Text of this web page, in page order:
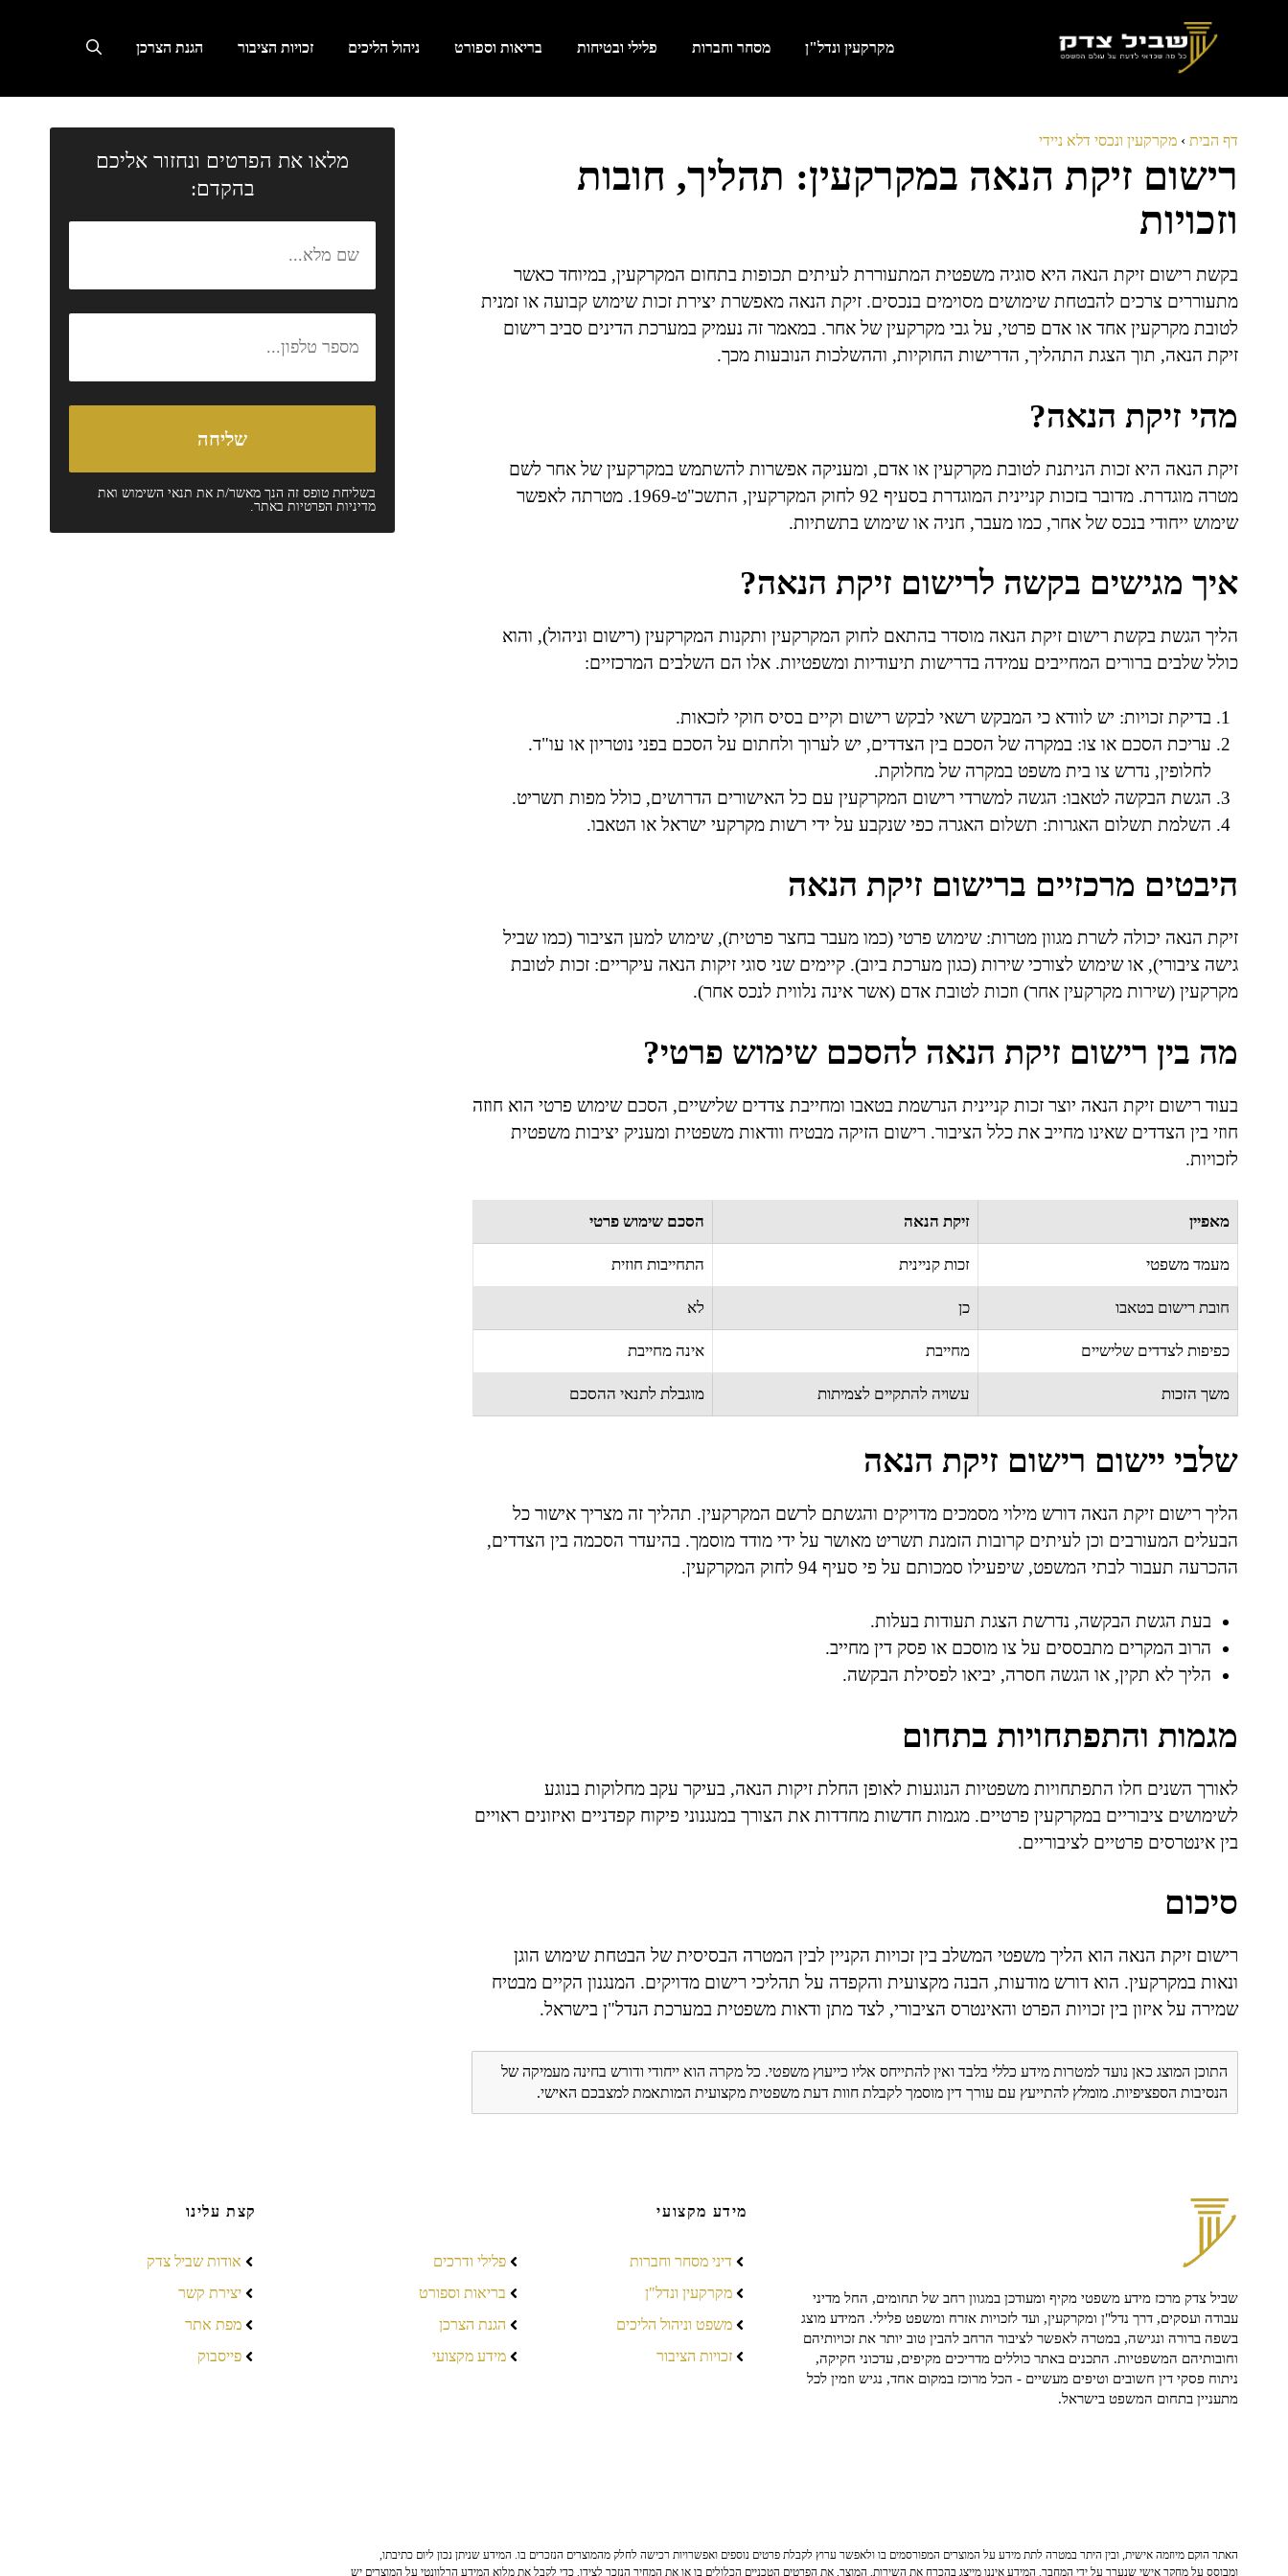
מקרקעין ונדל"ן מסחר וחברות פלילי ובטיחות בריאות וספורט ניהול הליכים זכויות הציבור הגנת הצרכן
דף הבית › מקרקעין ונכסי דלא ניידי
רישום זיקת הנאה במקרקעין: תהליך, חובות
וזכויות
בקשת רישום זיקת הנאה היא סוגיה משפטית המתעוררת לעיתים תכופות בתחום המקרקעין, במיוחד כאשר
מתעוררים צרכים להבטחת שימושים מסוימים בנכסים. זיקת הנאה מאפשרת יצירת זכות שימוש קבועה או זמנית
לטובת מקרקעין אחד או אדם פרטי, על גבי מקרקעין של אחר. במאמר זה נעמיק במערכת הדינים סביב רישום
זיקת הנאה, תוך הצגת התהליך, הדרישות החוקיות, וההשלכות הנובעות מכך.
מהי זיקת הנאה?
זיקת הנאה היא זכות הניתנת לטובת מקרקעין או אדם, ומעניקה אפשרות להשתמש במקרקעין של אחר לשם
מטרה מוגדרת. מדובר בזכות קניינית המוגדרת בסעיף 92 לחוק המקרקעין, התשכ"ט-1969. מטרתה לאפשר
שימוש ייחודי בנכס של אחר, כמו מעבר, חניה או שימוש בתשתיות.
איך מגישים בקשה לרישום זיקת הנאה?
הליך הגשת בקשת רישום זיקת הנאה מוסדר בהתאם לחוק המקרקעין ותקנות המקרקעין (רישום וניהול), והוא
כולל שלבים ברורים המחייבים עמידה בדרישות תיעודיות ומשפטיות. אלו הם השלבים המרכזיים:
בדיקת זכויות: יש לוודא כי המבקש רשאי לבקש רישום וקיים בסיס חוקי לזכאות.
עריכת הסכם או צו: במקרה של הסכם בין הצדדים, יש לערוך ולחתום על הסכם בפני נוטריון או עו"ד.
לחלופין, נדרש צו בית משפט במקרה של מחלוקת.
הגשת הבקשה לטאבו: הגשה למשרדי רישום המקרקעין עם כל האישורים הדרושים, כולל מפות תשריט.
השלמת תשלום האגרות: תשלום האגרה כפי שנקבע על ידי רשות מקרקעי ישראל או הטאבו.
היבטים מרכזיים ברישום זיקת הנאה
זיקת הנאה יכולה לשרת מגוון מטרות: שימוש פרטי (כמו מעבר בחצר פרטית), שימוש למען הציבור (כמו שביל
גישה ציבורי), או שימוש לצורכי שירות (כגון מערכת ביוב). קיימים שני סוגי זיקות הנאה עיקריים: זכות לטובת
מקרקעין (שירות מקרקעין אחר) וזכות לטובת אדם (אשר אינה נלווית לנכס אחר).
מה בין רישום זיקת הנאה להסכם שימוש פרטי?
בעוד רישום זיקת הנאה יוצר זכות קניינית הנרשמת בטאבו ומחייבת צדדים שלישיים, הסכם שימוש פרטי הוא חוזה
חוזי בין הצדדים שאינו מחייב את כלל הציבור. רישום הזיקה מבטיח וודאות משפטית ומעניק יציבות משפטית
לזכויות.
מאפיין זיקת הנאה הסכם שימוש פרטי
מעמד משפטי זכות קניינית התחייבות חוזית
חובת רישום בטאבו כן לא
כפיפות לצדדים שלישיים מחייבת אינה מחייבת
משך הזכות עשויה להתקיים לצמיתות מוגבלת לתנאי ההסכם
שלבי יישום רישום זיקת הנאה
הליך רישום זיקת הנאה דורש מילוי מסמכים מדויקים והגשתם לרשם המקרקעין. תהליך זה מצריך אישור כל
הבעלים המעורבים וכן לעיתים קרובות הזמנת תשריט מאושר על ידי מודד מוסמך. בהיעדר הסכמה בין הצדדים,
ההכרעה תעבור לבתי המשפט, שיפעילו סמכותם על פי סעיף 94 לחוק המקרקעין.
בעת הגשת הבקשה, נדרשת הצגת תעודות בעלות.
הרוב המקרים מתבססים על צו מוסכם או פסק דין מחייב.
הליך לא תקין, או הגשה חסרה, יביאו לפסילת הבקשה.
מגמות והתפתחויות בתחום
לאורך השנים חלו התפתחויות משפטיות הנוגעות לאופן החלת זיקות הנאה, בעיקר עקב מחלוקות בנוגע
לשימושים ציבוריים במקרקעין פרטיים. מגמות חדשות מחדדות את הצורך במנגנוני פיקוח קפדניים ואיזונים ראויים
בין אינטרסים פרטיים לציבוריים.
סיכום
רישום זיקת הנאה הוא הליך משפטי המשלב בין זכויות הקניין לבין המטרה הבסיסית של הבטחת שימוש הוגן
ונאות במקרקעין. הוא דורש מודעות, הבנה מקצועית והקפדה על תהליכי רישום מדויקים. המנגנון הקיים מבטיח
שמירה על איזון בין זכויות הפרט והאינטרס הציבורי, לצד מתן ודאות משפטית במערכת הנדל"ן בישראל.
התוכן המוצג כאן נועד למטרות מידע כללי בלבד ואין להתייחס אליו כייעוץ משפטי. כל מקרה הוא ייחודי ודורש בחינה מעמיקה של
הנסיבות הספציפיות. מומלץ להתייעץ עם עורך דין מוסמך לקבלת חוות דעת משפטית מקצועית המותאמת למצבכם האישי.
מלאו את הפרטים ונחזור אליכם
בהקדם:
בשליחת טופס זה הנך מאשר/ת את תנאי השימושואת
מדיניות הפרטיותבאתר.
שביל צדק מרכז מידע משפטי מקיף ומעודכן במגוון רחב של תחומים, החל מדיני
עבודה ועסקים, דרך נדל"ן ומקרקעין, ועד לזכויות אזרח ומשפט פלילי. המידע מוצג
בשפה ברורה ונגישה, במטרה לאפשר לציבור הרחב להבין טוב יותר את זכויותיהם
וחובותיהם המשפטיות. התכנים באתר כוללים מדריכים מקיפים, עדכוני חקיקה,
ניתוח פסקי דין חשובים וטיפים מעשיים - הכל מרוכז במקום אחד, נגיש וזמין לכל
מתעניין בתחום המשפט בישראל.
מידע מקצועי
דיני מסחר וחברות
מקרקעין ונדל"ן
משפט וניהול הליכים
זכויות הציבור
פלילי ודרכים
בריאות וספורט
הגנת הצרכן
מידע מקצועי
קצת עלינו
אודות שביל צדק
יצירת קשר
מפת אתר
פייסבוק
האתר הוקם מיוזמה אישית, ובין היתר במטרה לתת מידע על המוצרים המפורסמים בו ולאפשר ערוץ לקבלת פרטים נוספים ואפשרויות רכישה לחלק מהמוצרים הנזכרים בו. המידע שניתן נכון ליום כתיבתו,
ומבוסס על מחקר אישי שנערך על ידי המחבר. המידע איננו מייצג בהכרח את השירות, המוצר, את הפרטים הטכניים הכלולים בו או את המחיר הנזכר לצידו. כדי לקבל את מלוא המידע הרלוונטי על המוצרים יש